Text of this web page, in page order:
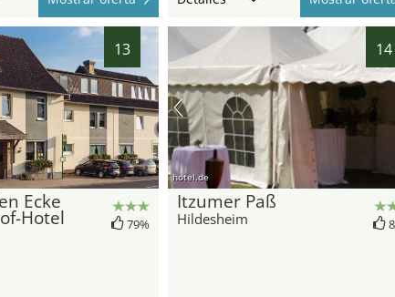
13
Ecke
Hotel 79%
14
hotel.de
Itzumer Paß
Hildesheim